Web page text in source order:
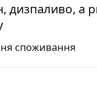
дизпаливо, а
споживання